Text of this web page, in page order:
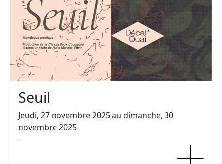
Seuil
Jeudi, 27 novembre 2025 au dimanche, 30
novembre 2025
-